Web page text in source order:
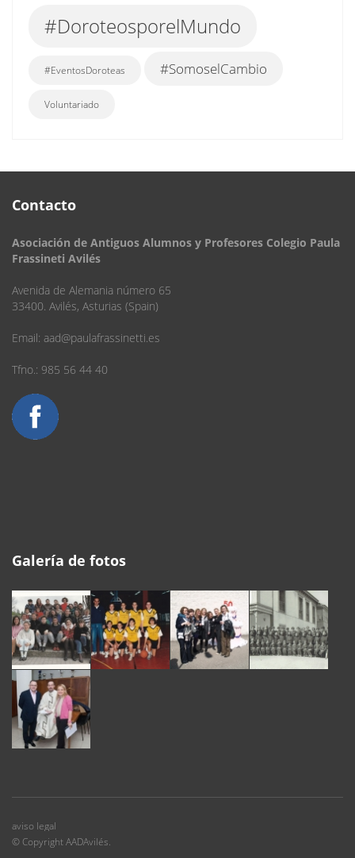
#DoroteosporelMundo
#EventosDoroteas #SomoselCambio
Voluntariado
Contacto
Asociación de Antiguos Alumnos y Profesores Colegio Paula
Frassineti Avilés
Avenida de Alemania número 65
33400. Avilés, Asturias (Spain)
Email: aad@paulafrassinetti.es
Tfno.: 985 56 44 40
Galería de fotos
aviso legal
© Copyright AADAvilés.